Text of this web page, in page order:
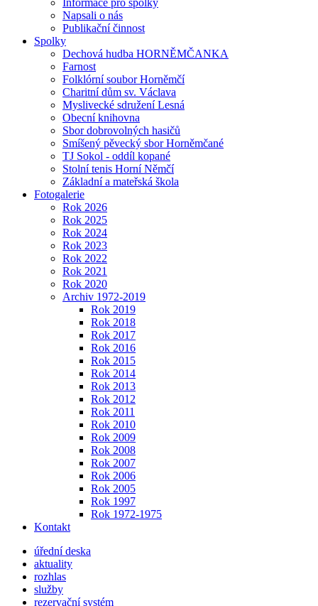
Informace pro spolky
Napsali o nás
Publikační činnost
Spolky
Dechová hudba HORNĚMČANKA
Farnost
Folklórní soubor Horněmčí
Charitní dům sv. Václava
Myslivecké sdružení Lesná
Obecní knihovna
Sbor dobrovolných hasičů
Smíšený pěvecký sbor Horněmčané
TJ Sokol - oddíl kopané
Stolní tenis Horní Němčí
Základní a mateřská škola
Fotogalerie
Rok 2026
Rok 2025
Rok 2024
Rok 2023
Rok 2022
Rok 2021
Rok 2020
Archiv 1972-2019
Rok 2019
Rok 2018
Rok 2017
Rok 2016
Rok 2015
Rok 2014
Rok 2013
Rok 2012
Rok 2011
Rok 2010
Rok 2009
Rok 2008
Rok 2007
Rok 2006
Rok 2005
Rok 1997
Rok 1972-1975
Kontakt
úřední deska
aktuality
rozhlas
služby
rezervační systém